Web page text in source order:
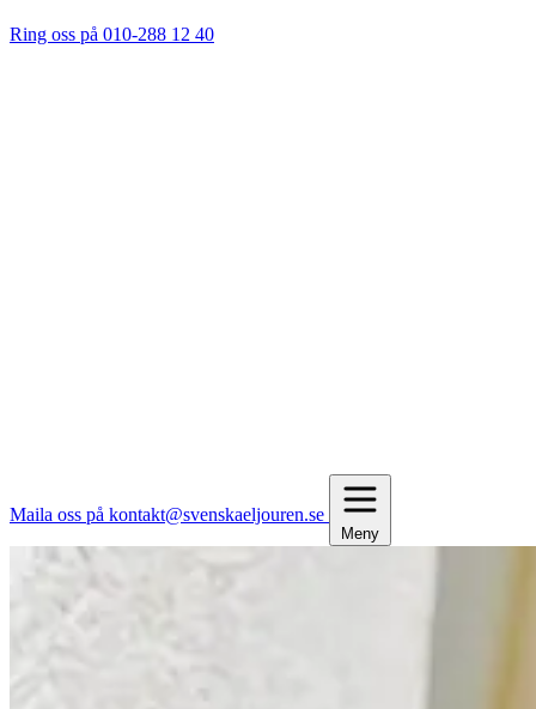
Ring oss på 010-288 12 40
Maila oss på kontakt@svenskaeljouren.se
Meny